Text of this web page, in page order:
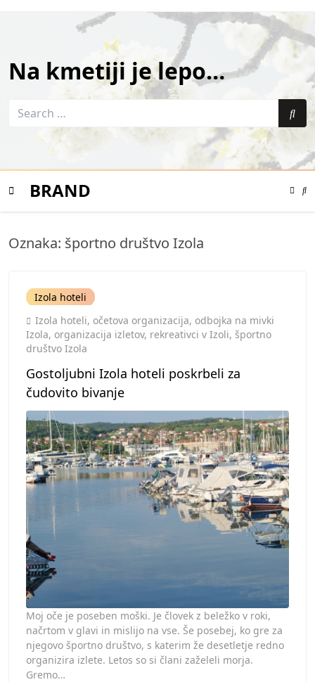
Na kmetiji je lepo…
Search
Toggle
BRAND
Color
Oznaka: športno društvo Izola
Izola hoteli
Izola hoteli, očetova organizacija, odbojka na mivki
Izola, organizacija izletov, rekreativci v Izoli, športno
društvo Izola
Gostoljubni Izola hoteli poskrbeli za
čudovito bivanje
Moj oče je poseben moški. Je človek z beležko v roki,
načrtom v glavi in mislijo na vse. Še posebej, ko gre za
njegovo športno društvo, s katerim že desetletje redno
organizira izlete. Letos so si člani zaželeli morja.
Gremo…